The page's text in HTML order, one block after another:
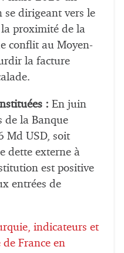
se dirigeant vers le
proximité de la
conflit au Moyen-
la facture
: En juin
de la Banque
Md USD, soit
dette externe à
est positive
entrées de
indicateurs et
de France en